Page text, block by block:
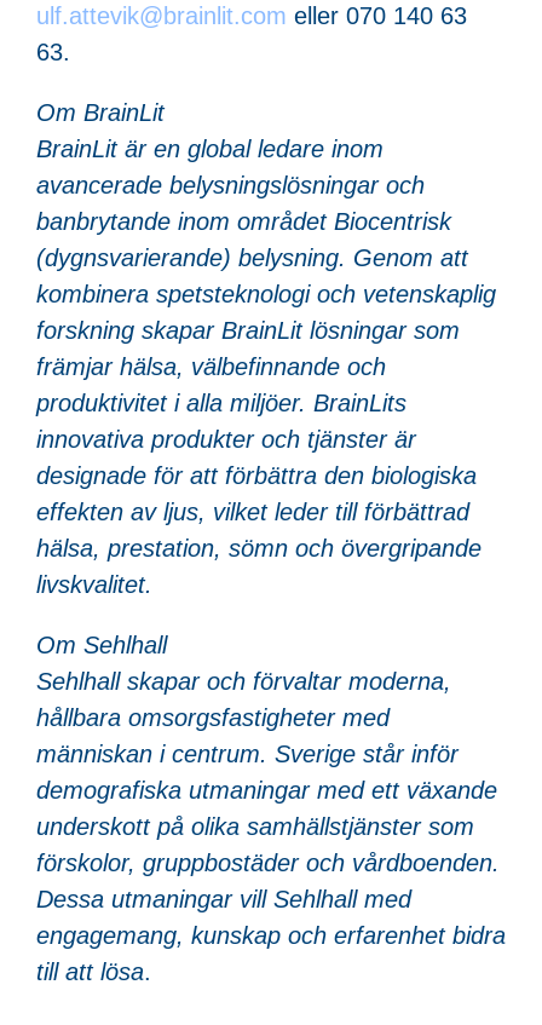
ulf.attevik@brainlit.com eller 070 140 63
63.
Om BrainLit
BrainLit är en global ledare inom
avancerade belysningslösningar och
banbrytande inom området Biocentrisk
(dygnsvarierande) belysning. Genom att
kombinera spetsteknologi och vetenskaplig
forskning skapar BrainLit lösningar som
främjar hälsa, välbefinnande och
produktivitet i alla miljöer. BrainLits
innovativa produkter och tjänster är
designade för att förbättra den biologiska
effekten av ljus, vilket leder till förbättrad
hälsa, prestation, sömn och övergripande
livskvalitet.
Om Sehlhall
Sehlhall skapar och förvaltar moderna,
hållbara omsorgsfastigheter med
människan i centrum. Sverige står inför
demografiska utmaningar med ett växande
underskott på olika samhällstjänster som
förskolor, gruppbostäder och vårdboenden.
Dessa utmaningar vill Sehlhall med
engagemang, kunskap och erfarenhet bidra
till att lösa.